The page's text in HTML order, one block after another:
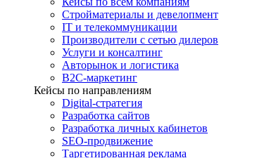
Стройматериалы и девелопмент
IT и телекоммуникации
Производители с сетью дилеров
Услуги и консалтинг
Авторынок и логистика
B2С-маркетинг
Кейсы по направлениям
Digital-стратегия
Разработка сайтов
Разработка личных кабинетов
SEO-продвижение
Таргетированная реклама